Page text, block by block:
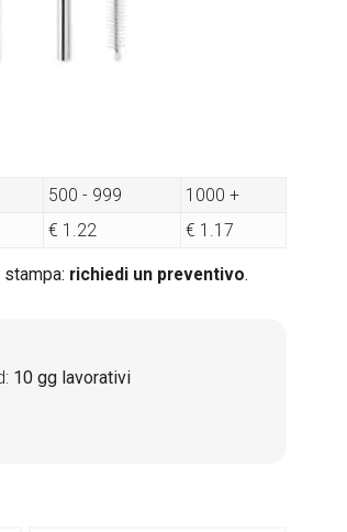
500 - 999
1000 +
€ 1.22 € 1.17
richiedi un preventivo.
10 gg lavorativi